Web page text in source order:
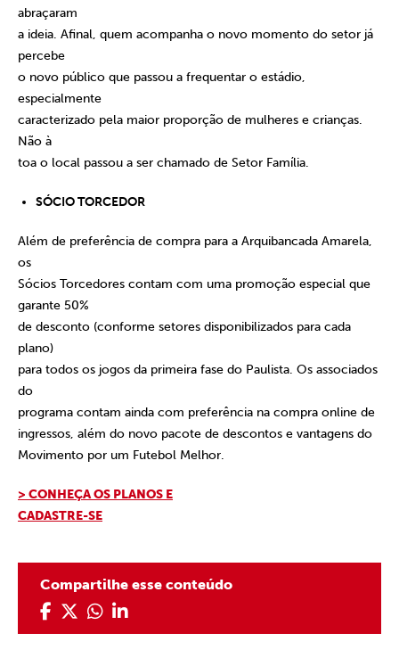
abraçaram
a ideia. Afinal, quem acompanha o novo momento do setor já
percebe
o novo público que passou a frequentar o estádio,
especialmente
caracterizado pela maior proporção de mulheres e crianças.
Não à
toa o local passou a ser chamado de Setor Família.
SÓCIO TORCEDOR
Além de preferência de compra para a Arquibancada Amarela,
os
Sócios Torcedores contam com uma promoção especial que
garante 50%
de desconto (conforme setores disponibilizados para cada
plano)
para todos os jogos da primeira fase do Paulista. Os associados
do
programa contam ainda com preferência na compra online de
ingressos, além do novo pacote de descontos e vantagens do
Movimento por um Futebol Melhor.
> CONHEÇA OS PLANOS E
CADASTRE-SE
Compartilhe esse conteúdo